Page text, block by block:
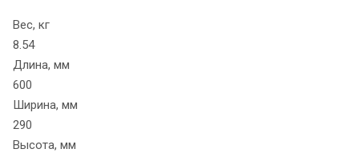
Вес, кг
8.54
Длина, мм
600
Ширина, мм
290
Высота, мм